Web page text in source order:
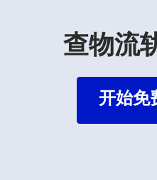
查物流
开始免